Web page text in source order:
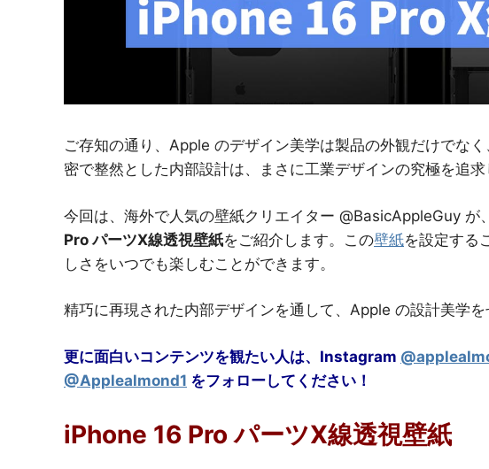
ご存知の通り、Apple のデザイン美学は製品の外観だけでな
密で整然とした内部設計は、まさに工業デザインの究極を追求
今回は、海外で人気の壁紙クリエイター @BasicAppleGuy が
Pro パーツX線透視壁紙をご紹介します。この壁紙を設定する
しさをいつでも楽しむことができます。
精巧に再現された内部デザインを通して、Apple の設計美学を
更に面白いコンテンツを観たい人は、Instagram
@Applealmond1 をフォローしてください！
iPhone 16 Pro パーツX線透視壁紙